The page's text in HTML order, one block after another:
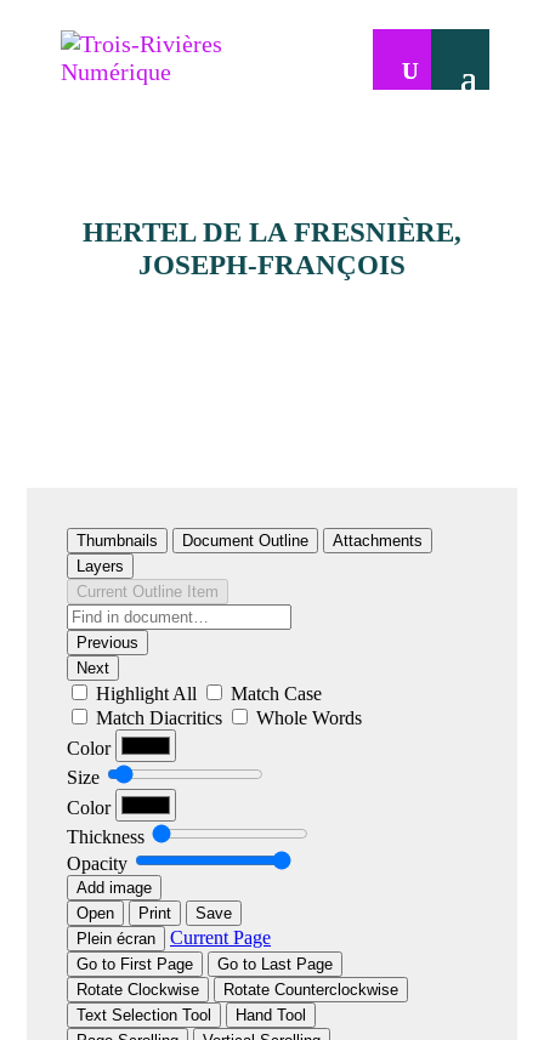
HERTEL DE LA FRESNIÈRE,
JOSEPH-FRANÇOIS